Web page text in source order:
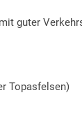
guter
Topasfelsen)